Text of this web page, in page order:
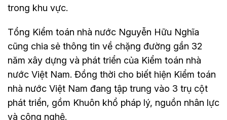
trong khu vực.
Tổng Kiểm toán nhà nước Nguyễn Hữu Nghĩa
cũng chia sẻ thông tin về chặng đường gần 32
năm xây dựng và phát triển của Kiểm toán nhà
nước Việt Nam. Đồng thời cho biết hiện Kiểm toán
nhà nước Việt Nam đang tập trung vào 3 trụ cột
phát triển, gồm Khuôn khổ pháp lý, nguồn nhân lực
và công nghệ.